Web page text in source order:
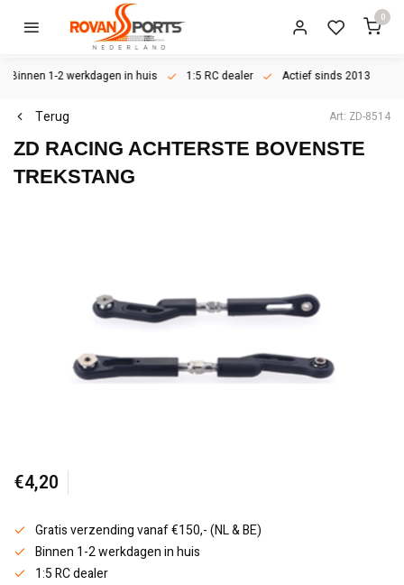
0
Binnen 1-2 werkdagen in huis 1:5 RC dealer Actief sinds 2013
Terug Art: ZD-8514
ZD RACING ACHTERSTE BOVENSTE
TREKSTANG
€4,20
Gratis verzending vanaf €150,- (NL & BE)
Binnen 1-2 werkdagen in huis
1:5 RC dealer